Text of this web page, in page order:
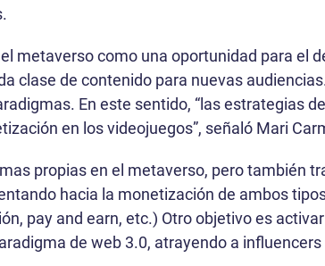
metaverso como una oportunidad para el
clase de contenido para nuevas
En este sentido, “las estrategias
en los videojuegos”, señaló Mari
propias en el metaverso, pero también
hacia la monetización de ambos
pay and earn, etc.) Otro objetivo es
de web 3.0, atrayendo a